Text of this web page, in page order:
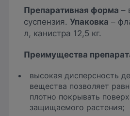
Препаративная форма –
суспензия. Упаковка –
л, канистра 12,5 кг.
Преимущества
высокая дисперсность
вещества позволяет
плотно покрывать
защищаемого растения;